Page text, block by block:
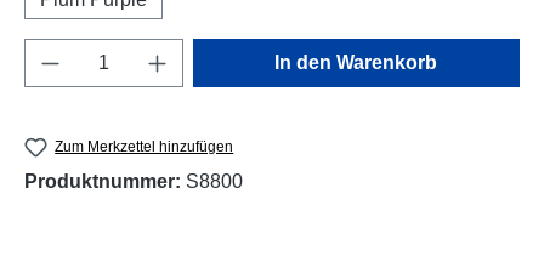
Produkt Anzahl: Gib den gewünschten
In den Warenkorb
Zum Merkzettel hinzufügen
Produktnummer: S8800